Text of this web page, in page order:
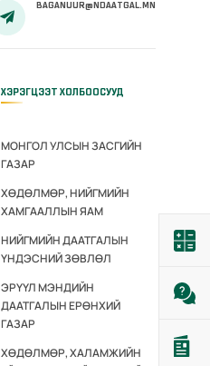
BAGANUUR@NDAATGAL.MN
ХЭРЭГЦЭЭТ ХОЛБООСУУД
МОНГОЛ УЛСЫН ЗАСГИЙН
ГАЗАР
ХӨДӨЛМӨР, НИЙГМИЙН
ХАМГААЛЛЫН ЯАМ
НИЙГМИЙН ДААТГАЛЫН
ҮНДЭСНИЙ ЗӨВЛӨЛ
ЭРҮҮЛ МЭНДИЙН
ДААТГАЛЫН ЕРӨНХИЙ
ГАЗАР
ХӨДӨЛМӨР, ХАЛАМЖИЙН